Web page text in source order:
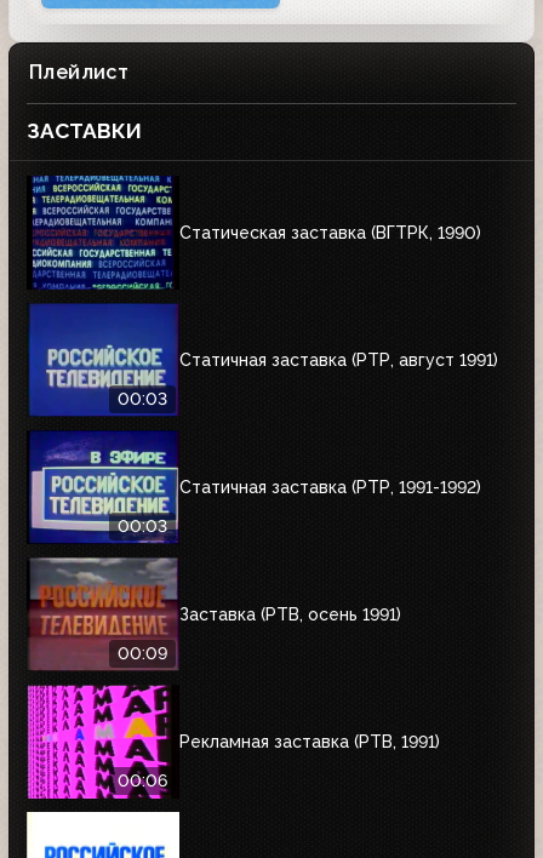
Плейлист
ЗАСТАВКИ
Статическая заставка (ВГТРК, 1990)
00:03
Статичная заставка (РТР, август 1991)
00:03
Статичная заставка (РТР, 1991-1992)
00:09
Заставка (РТВ, осень 1991)
00:06
Рекламная заставка (РТВ, 1991)